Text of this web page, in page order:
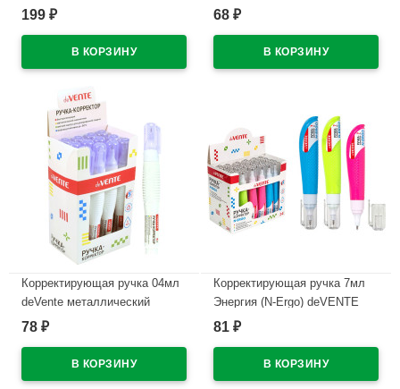
стеком арт 23С 1484-08
199 ₽
(Ст.12/324)
68 ₽
Корректирующая ручка 04мл
deVente металлический
наконечник арт.4061103
78 ₽
Корректирующая ручка 7мл
Энергия (N-Ergo) deVENTE
металлический наконечник
81 ₽